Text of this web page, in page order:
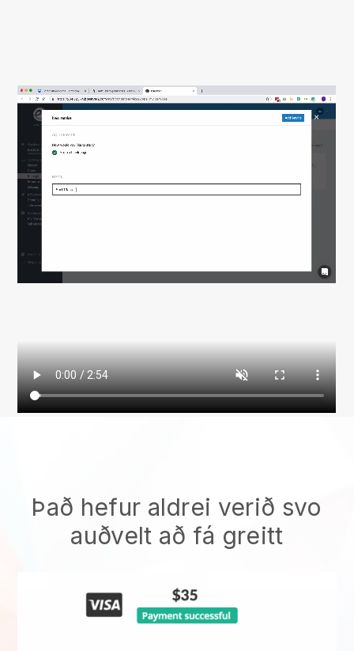
Það hefur aldrei verið svo
auðvelt að fá greitt